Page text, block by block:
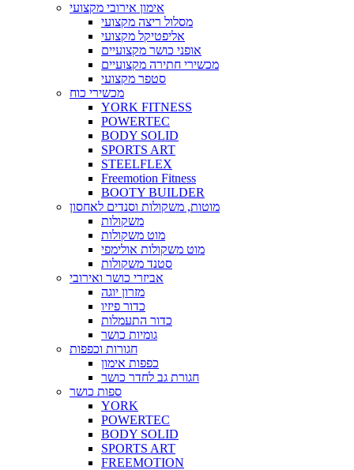
אימון אירובי מקצועי
מסלול ריצה מקצועי
אליפטיקל מקצועי
אופני כושר מקצועיים
מכשירי חתירה מקצועיים
סטפר מקצועי
מכשירי כוח
YORK FITNESS
POWERTEC
BODY SOLID
SPORTS ART
STEELFLEX
Freemotion Fitness
BOOTY BUILDER
מוטות, משקולות וסנדים לאחסון
משקולות
מוט משקולות
מוט משקולות אולימפי
סטנד משקולות
אביזרי כושר ואירובי
מזרון יוגה
כדור פיזיו
כדור התעמלות
גומיות כושר
חגורות וכפפות
כפפות אימון
חגורת גב לחדר כושר
ספות כושר
YORK
POWERTEC
BODY SOLID
SPORTS ART
FREEMOTION